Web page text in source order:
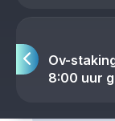
Ov-
8:00 uur